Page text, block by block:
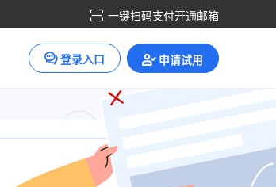
一键扫码支付开通邮箱
登录入口 申请试用